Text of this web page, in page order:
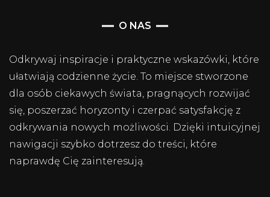
O NAS
Odkrywaj inspiracje i praktyczne wskazówki, które
ułatwiają codzienne życie. To miejsce stworzone
dla osób ciekawych świata, pragnących rozwijać
się, poszerzać horyzonty i czerpać satysfakcję z
odkrywania nowych możliwości. Dzięki intuicyjnej
nawigacji szybko dotrzesz do treści, które
naprawdę Cię zainteresują.